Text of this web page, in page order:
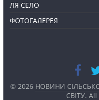
ЛЯ СЕЛО
ФОТОГАЛЕРЕЯ
© 2026 НОВИНИ
СВІТУ. All